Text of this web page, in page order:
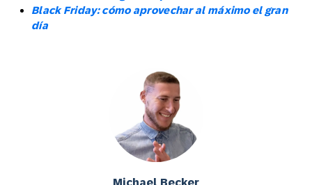
Black Friday: cómo aprovechar al máximo el gran
día